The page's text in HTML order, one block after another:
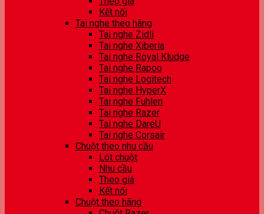
Kết nối
Tai nghe theo hãng
Tai nghe Zidli
Tai nghe Xiberia
Tai nghe Royal Kludge
Tai nghe Rapoo
Tai nghe Logitech
Tai nghe HyperX
Tai nghe Fuhlen
Tai nghe Razer
Tai nghe DareU
Tai nghe Corsair
Chuột theo nhu cầu
Lót chuột
Nhu cầu
Theo giá
Kết nối
Chuột theo hãng